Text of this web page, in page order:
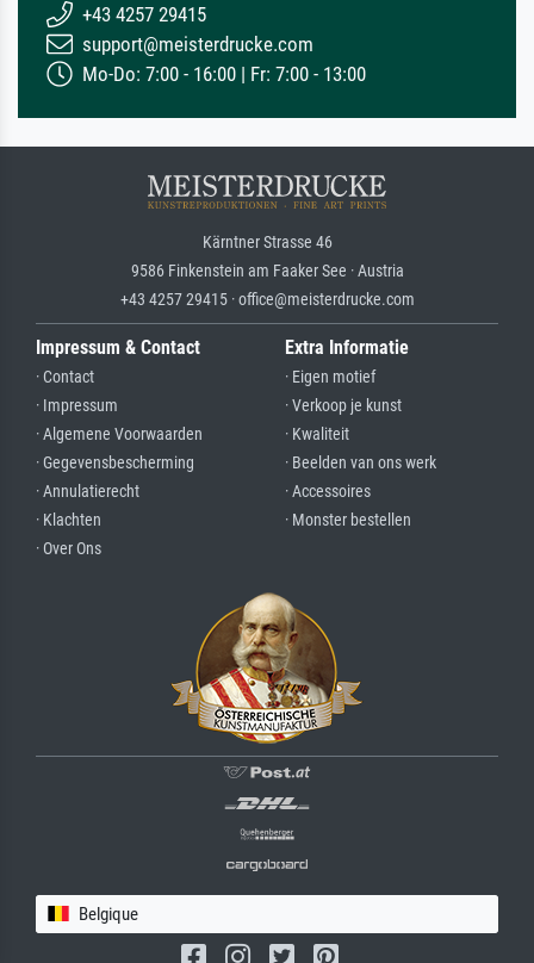
+43 4257 29415
support@meisterdrucke.com
Mo-Do: 7:00 - 16:00 | Fr: 7:00 - 13:00
Kärntner Strasse 46
9586 Finkenstein am Faaker See · Austria
+43 4257 29415 · office@meisterdrucke.com
Impressum & Contact
· Contact
· Impressum
· Algemene Voorwaarden
· Gegevensbescherming
· Annulatierecht
· Klachten
· Over Ons
Extra Informatie
· Eigen motief
· Verkoop je kunst
· Kwaliteit
· Beelden van ons werk
· Accessoires
· Monster bestellen
Belgique